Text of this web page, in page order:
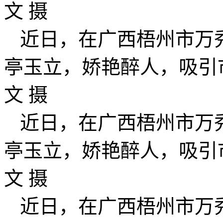
文 摄
近日，在广西梧州市
亭玉立，娇艳醉人，吸
文 摄
近日，在广西梧州市
亭玉立，娇艳醉人，吸
文 摄
近日，在广西梧州市